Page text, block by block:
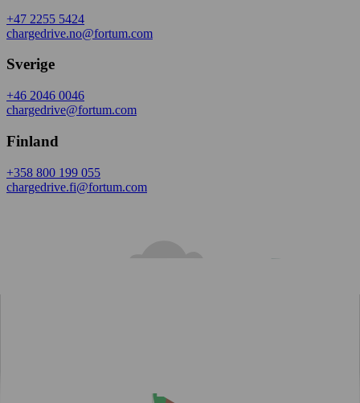
+47 2255 5424
chargedrive.no@fortum.com
Sverige
+46 2046 0046
chargedrive@fortum.com
Finland
+358 800 199 055
chargedrive.fi@fortum.com